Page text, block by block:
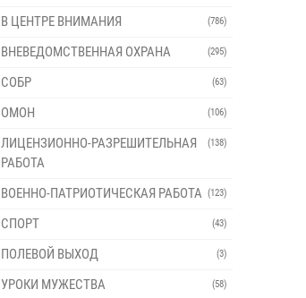
(786)
В ЦЕНТРЕ ВНИМАНИЯ
(295)
ВНЕВЕДОМСТВЕННАЯ ОХРАНА
(63)
СОБР
(106)
ОМОН
(138)
ЛИЦЕНЗИОННО-РАЗРЕШИТЕЛЬНАЯ
РАБОТА
(123)
ВОЕННО-ПАТРИОТИЧЕСКАЯ РАБОТА
(43)
СПОРТ
(3)
ПОЛЕВОЙ ВЫХОД
(58)
УРОКИ МУЖЕСТВА